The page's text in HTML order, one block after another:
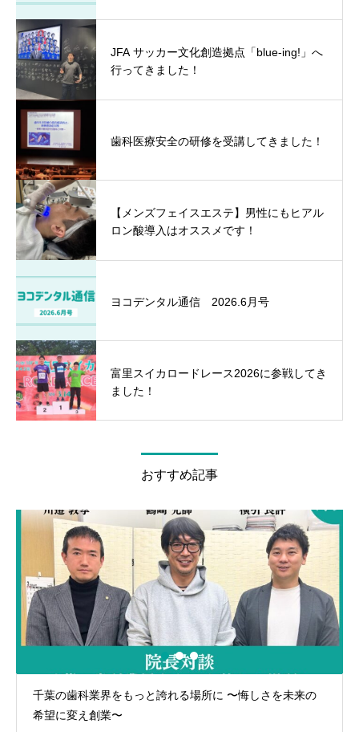
JFA サッカー文化創造拠点「blue-ing!」へ
行ってきました！
歯科医療安全の研修を受講してきました！
【メンズフェイスエステ】男性にもヒアル
ロン酸導入はオススメです！
ヨコデンタル通信 2026.6月号
富里スイカロードレース2026に参戦してき
ました！
おすすめ記事
千葉の歯科業界をもっと誇れる場所に 〜悔しさを未来の
希望に変え創業〜